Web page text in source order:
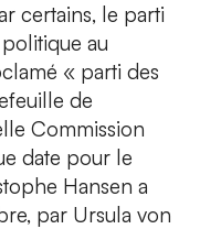
certains, le parti
au
« parti des
de
Commission
date pour le
Hansen a
par Ursula von